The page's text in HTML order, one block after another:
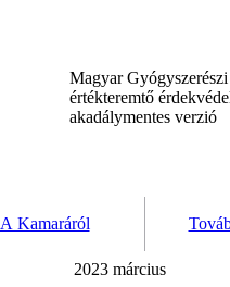
Magyar
értékteremtő
akadálymentes verzió
A Kamaráról
2023 március